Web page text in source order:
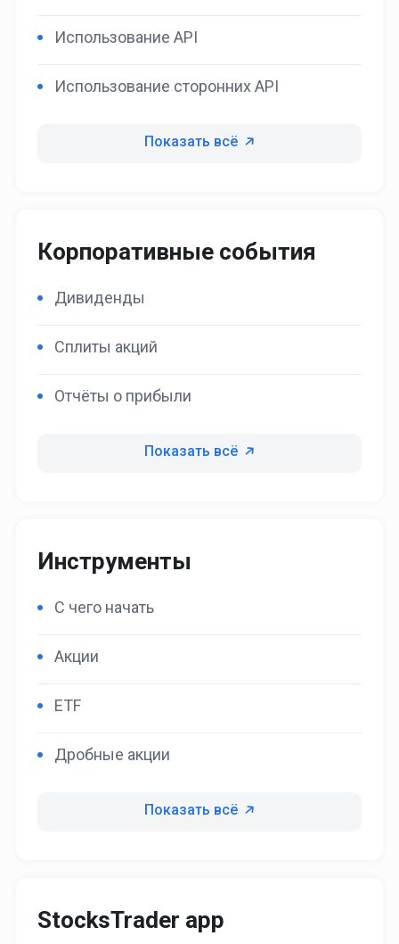
Использование API
Использование сторонних API
Показать всё
Корпоративные события
Дивиденды
Сплиты акций
Отчёты о прибыли
Показать всё
Инструменты
С чего начать
Акции
ETF
Дробные акции
Показать всё
StocksTrader app